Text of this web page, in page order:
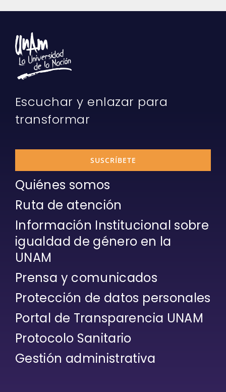
Escuchar y enlazar para
transformar
SUSCRÍBETE
Quiénes somos
Ruta de atención
Información Institucional sobre
igualdad de género en la
UNAM
Prensa y comunicados
Protección de datos personales
Portal de Transparencia UNAM
Protocolo Sanitario
Gestión administrativa